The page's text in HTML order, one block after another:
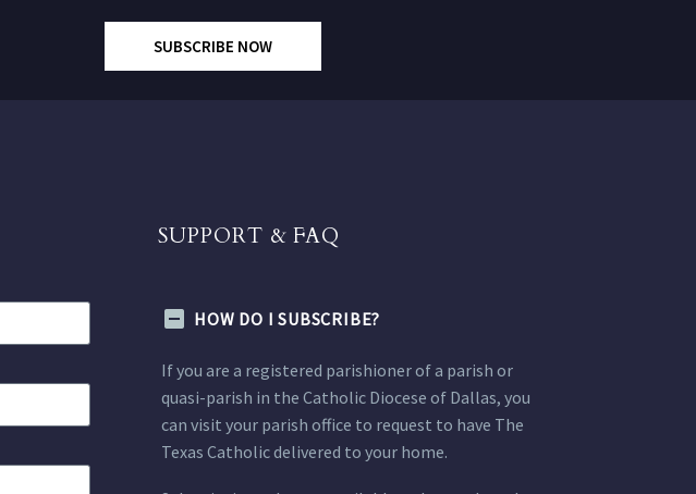
SUBSCRIBE NOW
SUPPORT & FAQ
HOW DO I SUBSCRIBE?
If you are a registered parishioner of a parish or
quasi-parish in the Catholic Diocese of Dallas, you
can visit your parish office to request to have The
Texas Catholic delivered to your home.